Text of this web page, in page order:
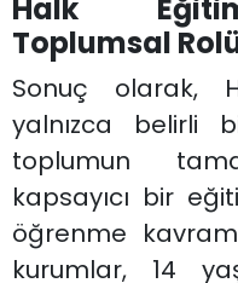
Halk
Toplumsal
Sonuç olarak,
yalnızca belirli
toplumun
kapsayıcı bir
öğrenme
kurumlar, 14